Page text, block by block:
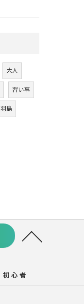
大人
習い事
羽島
初心者